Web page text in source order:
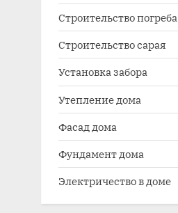
Строительство погреба
Строительство сарая
Установка забора
Утепление дома
Фасад дома
Фундамент дома
Электричество в доме